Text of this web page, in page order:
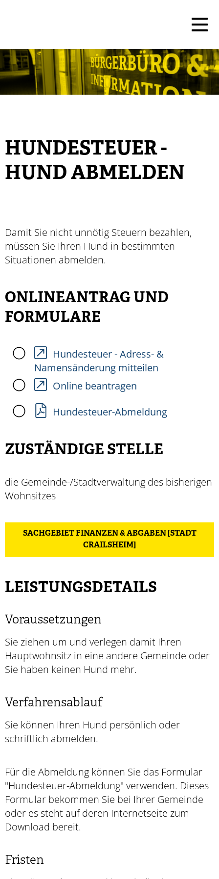
HUNDESTEUER -
HUND ABMELDEN
Damit Sie nicht unnötig Steuern bezahlen,
müssen Sie Ihren Hund in bestimmten
Situationen abmelden.
ONLINEANTRAG UND
FORMULARE
Hundesteuer - Adress- &
Namensänderung mitteilen
Online beantragen
Hundesteuer-Abmeldung
ZUSTÄNDIGE STELLE
die Gemeinde-/Stadtverwaltung des bisherigen
Wohnsitzes
SACHGEBIET FINANZEN & ABGABEN [STADT
CRAILSHEIM]
LEISTUNGSDETAILS
Voraussetzungen
Sie ziehen um und verlegen damit Ihren
Hauptwohnsitz in eine andere Gemeinde oder
Sie haben keinen Hund mehr.
Verfahrensablauf
Sie können Ihren Hund persönlich oder
schriftlich abmelden.
Für die Abmeldung können Sie das Formular
"Hundesteuer-Abmeldung" verwenden. Dieses
Formular bekommen Sie bei Ihrer Gemeinde
oder es steht auf deren Internetseite zum
Download bereit.
Fristen